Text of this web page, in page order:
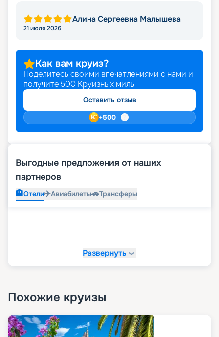
Алина Сергеевна Малышева
21 июля 2026
Как вам круиз?
Поделитесь своими впечатлениями с нами и
получите 500 Круизных миль
Оставить отзыв
+500
Выгодные предложения от наших
партнеров
🏨Отели✈️Авиабилеты🚗Трансферы
Развернуть
Похожие круизы